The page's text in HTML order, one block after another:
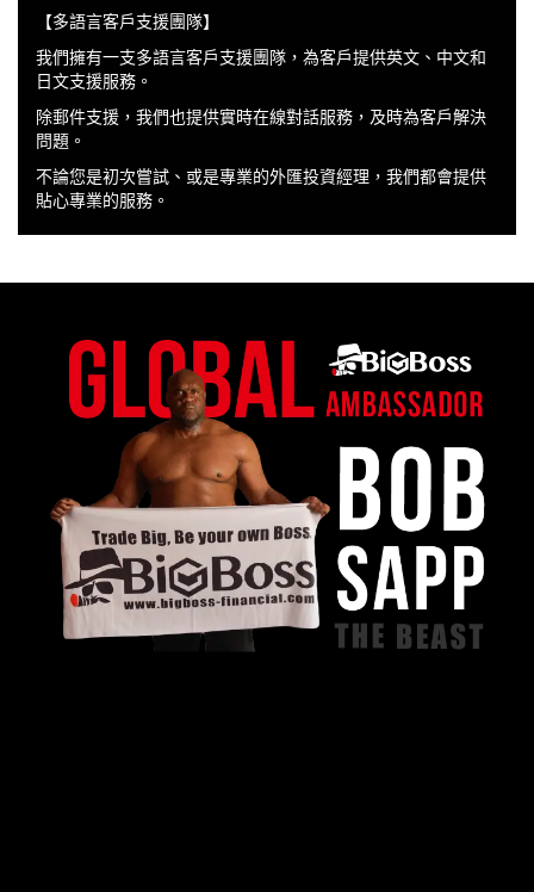
【多語言客戶支援團隊】
我們擁有一支多語言客戶支援團隊，為客戶提供英文、中文和
日文支援服務。
除郵件支援，我們也提供實時在線對話服務，及時為客戶解決
問題。
不論您是初次嘗試、或是專業的外匯投資經理，我們都會提供
貼心專業的服務。